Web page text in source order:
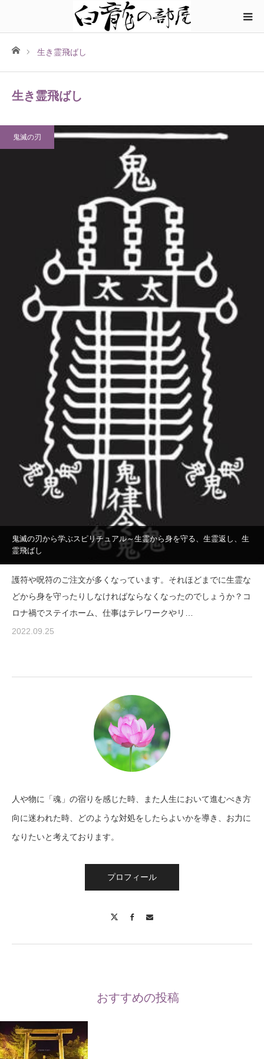
ホーム生き霊飛ばし
生き霊飛ばし
鬼滅の刃
鬼滅の刃から学ぶスピリチュアル～生霊から身を守る、生霊返し、生
霊飛ばし
護符や呪符のご注文が多くなっています。それほどまでに生霊な
どから身を守ったりしなければならなくなったのでしょうか？コ
ロナ禍でステイホーム、仕事はテレワークやリ…
2022.09.25
人や物に「魂」の宿りを感じた時、また人生において進むべき方
向に迷われた時、どのような対処をしたらよいかを導き、お力に
なりたいと考えております。
プロフィール
おすすめの投稿